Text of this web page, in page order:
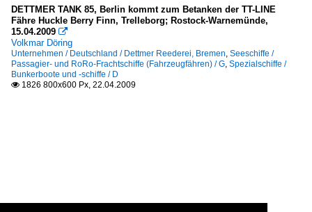
DETTMER TANK 85, Berlin kommt zum Betanken der TT-LINE
Fähre Huckle Berry Finn, Trelleborg; Rostock-Warnemünde,
15.04.2009 
Volkmar Döring
Unternehmen / Deutschland / Dettmer Reederei, Bremen, Seeschiffe /
Passagier- und RoRo-Frachtschiffe (Fahrzeugfähren) / G, Spezialschiffe /
Bunkerboote und -schiffe / D
 1826 800x600 Px, 22.04.2009